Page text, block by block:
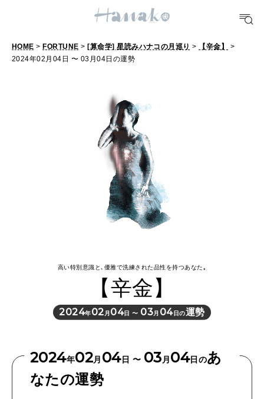
#シュークリーム #パン #カフェ
10 CATEGORIES
FOOD
おいしい
TRAVEL
どこ行く？
FORTUNE
[12星座別] Monthly Love Holoscope
女神まり愛のタロットメッセージ
HEALTH
自分にやさしく
知る、考える
HOME > FORTUNE > [算命学] 星読みハナコの月巡り > 【辛金】
>
2024年02月04日 〜 03月04日の運勢
高い特別意識と､優雅で洗練された品性を持つあなた｡
【辛金】
2024年02月04日 〜 03月 04日の運勢
2024年02月 04日 〜 03月04日のあ
なたの運勢